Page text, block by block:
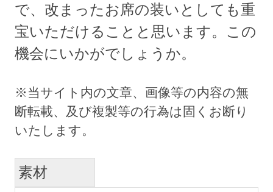
で、改まったお席の装いとしても重
宝いただけることと思います。この
機会にいかがでしょうか。
素材